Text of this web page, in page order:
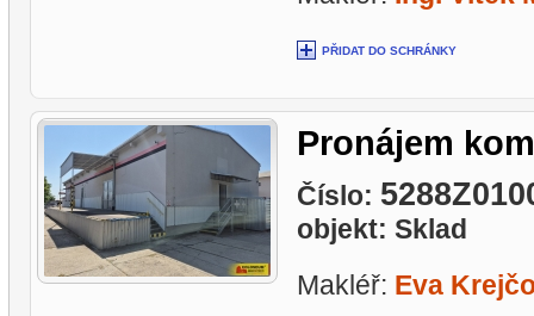
PŘIDAT DO SCHRÁNKY
Pronájem
Číslo:
objekt: Sklad
Makléř: Eva